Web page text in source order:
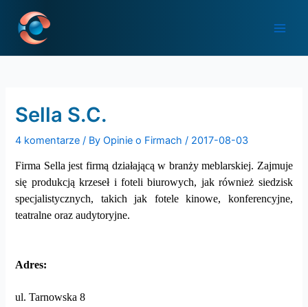
content
Sella S.C.
4 komentarze / ByOpinie o Firmach/ 2017-08-03
Firma Sella jest firmą działającą w branży meblarskiej. Zajmuje
się produkcją krzeseł i foteli biurowych, jak również siedzisk
specjalistycznych, takich jak fotele kinowe, konferencyjne,
teatralne oraz audytoryjne.
Adres:
ul. Tarnowska 8
navigation